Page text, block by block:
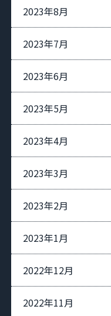
2023年8月
2023年7月
2023年6月
2023年5月
2023年4月
2023年3月
2023年2月
2023年1月
2022年12月
2022年11月